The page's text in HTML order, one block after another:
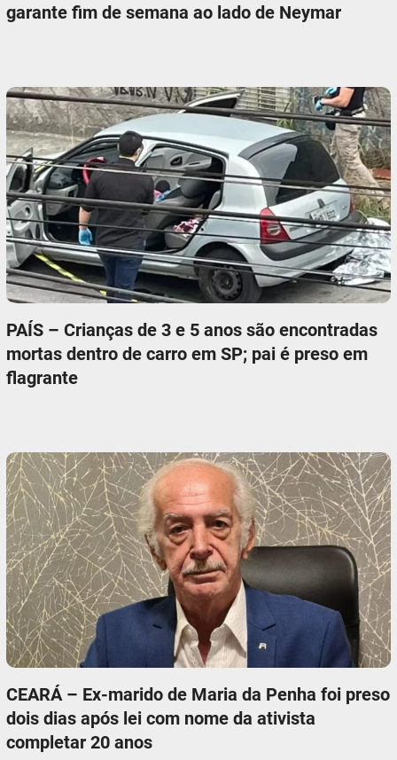
garante fim de semana ao lado de Neymar
PAÍS – Crianças de 3 e 5 anos são encontradas
mortas dentro de carro em SP; pai é preso em
flagrante
CEARÁ – Ex-marido de Maria da Penha foi preso
dois dias após lei com nome da ativista
completar 20 anos